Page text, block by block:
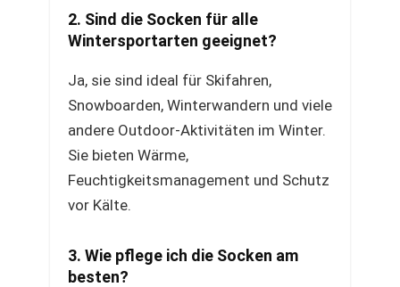
2. Sind die Socken für alle
Wintersportarten geeignet?
Ja, sie sind ideal für Skifahren,
Snowboarden, Winterwandern und viele
andere Outdoor-Aktivitäten im Winter.
Sie bieten Wärme,
Feuchtigkeitsmanagement und Schutz
vor Kälte.
3. Wie pflege ich die Socken am
besten?